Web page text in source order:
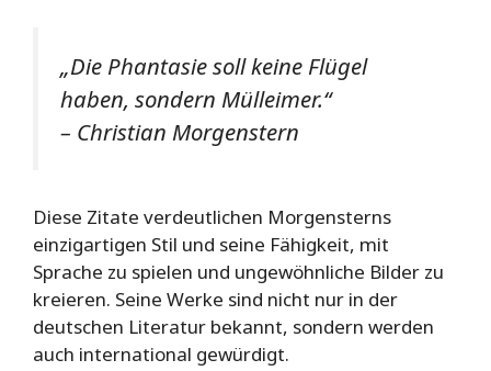
„Die Phantasie soll keine Flügel
haben, sondern Mülleimer.“
– Christian Morgenstern
Diese Zitate verdeutlichen Morgensterns
einzigartigen Stil und seine Fähigkeit, mit
Sprache zu spielen und ungewöhnliche Bilder zu
kreieren. Seine Werke sind nicht nur in der
deutschen Literatur bekannt, sondern werden
auch international gewürdigt.